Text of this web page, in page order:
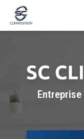
contenu